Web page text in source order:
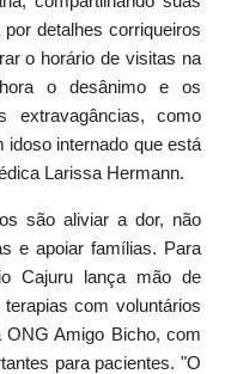
detalhes corriqueiros
o horário de visitas na
o desânimo e os
extravagâncias, como
idoso internado que está
Larissa Hermann.
são aliviar a dor, não
e apoiar famílias. Para
Cajuru lança mão de
com voluntários
ONG Amigo Bicho, com
para pacientes. "O